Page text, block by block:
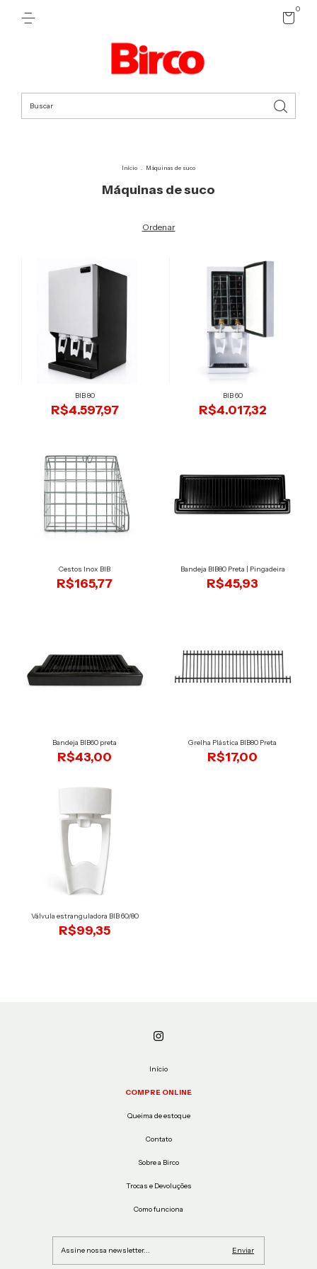
0
Início . Máquinas de suco
Máquinas de suco
Ordenar
BIB 80
R$4.597,97
BIB 60
R$4.017,32
Cestos Inox BIB
R$165,77
Bandeja BIB80 Preta | Pingadeira
R$45,93
Bandeja BIB60 preta
R$43,00
Grelha Plástica BIB80 Preta
R$17,00
Válvula estranguladora BIB 60/80
R$99,35
Início
COMPRE ONLINE
Queima de estoque
Contato
Sobre a Birco
Trocas e Devoluções
Como funciona